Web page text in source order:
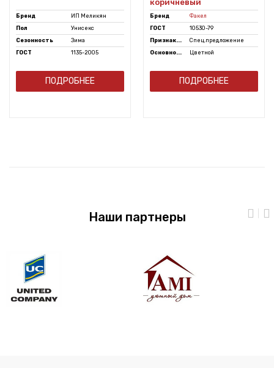
Бренд
ИП Меликян
Пол
Унисекс
Сезонность
Зима
ГОСТ
1135-2005
ПОДРОБНЕЕ
коричневый
Бренд
Факел
ГОСТ
10530-79
Признак...
Спец.предложение
Основно...
Цветной
ПОДРОБНЕЕ
Наши партнеры